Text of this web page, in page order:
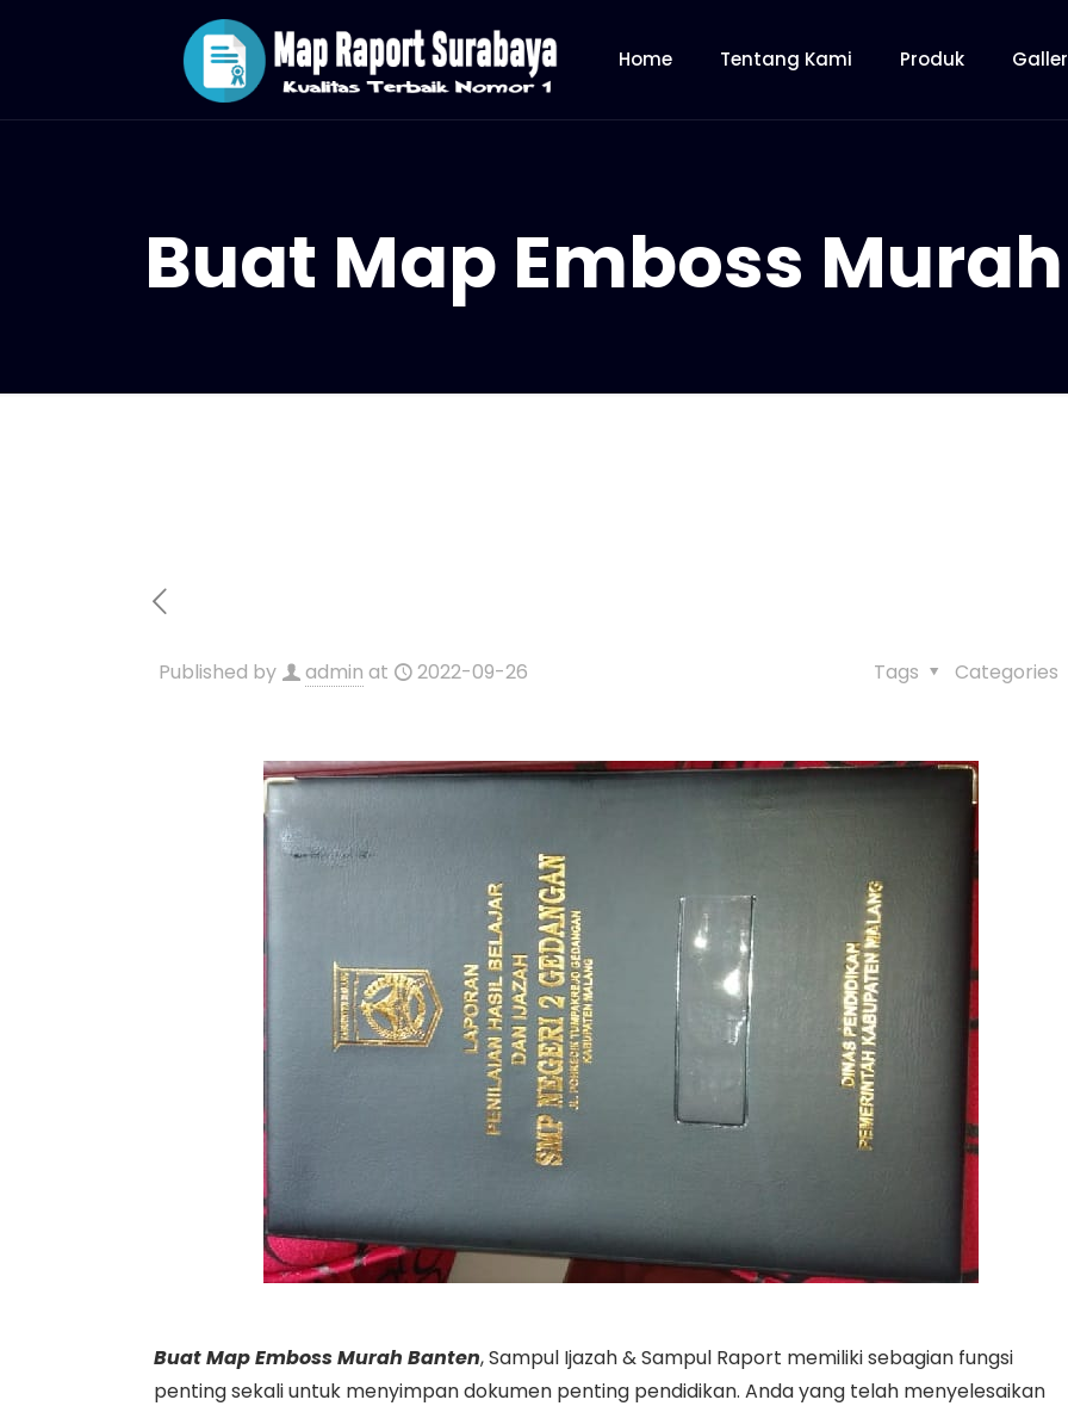
Home Tentang Kami Produk
Buat Map Emboss
Published by admin at 2022-09-26 Categories
Tags
Buat Map Emboss Murah Banten, Sampul Ijazah & Sampul Raport memiliki sebagian fungsi
penting sekali untuk menyimpan dokumen penting pendidikan. Anda yang telah menyelesaikan